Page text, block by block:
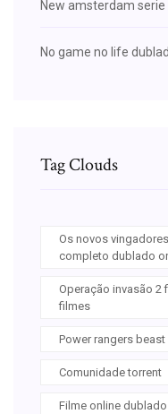
New amsterdam
No game no life
Tag Clouds
Os novos
completo dublado
Operação invasão
filmes
Power rangers
Comunidade torrent
Filme online